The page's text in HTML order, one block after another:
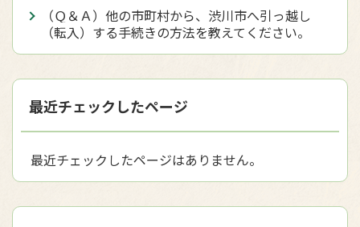
（Ｑ＆Ａ）他の市町村から、渋川市へ引っ越し
（転入）する手続きの方法を教えてください。
最近チェックしたページ
最近チェックしたページはありません。